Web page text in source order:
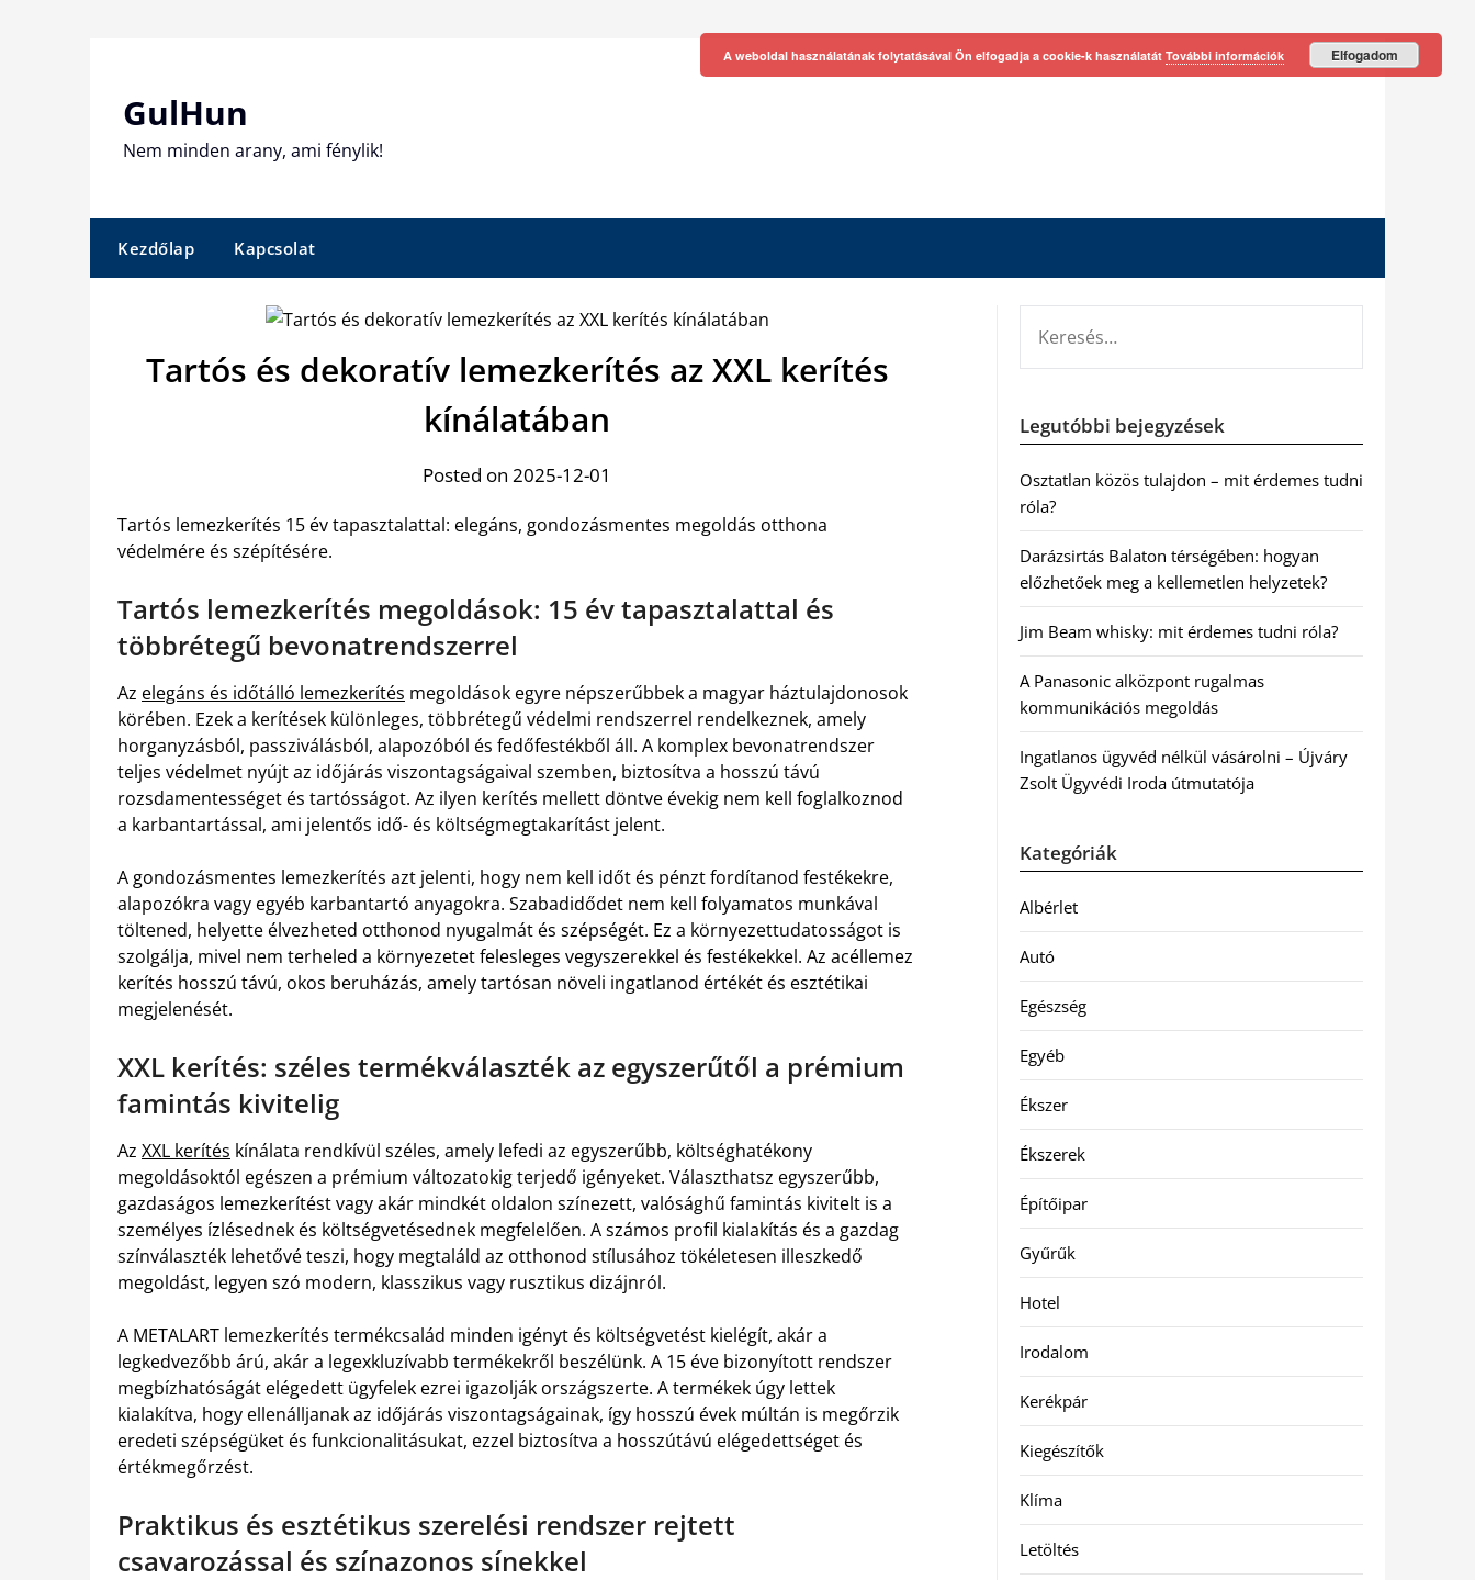
GulHun
Nem minden arany, ami fénylik!
Kezdőlap Kapcsolat
Tartós és dekoratív lemezkerítés az XXL kerítés
kínálatában
Posted on 2025-12-01
Tartós lemezkerítés 15 év tapasztalattal: elegáns, gondozásmentes megoldás otthona
védelmére és szépítésére.
Tartós lemezkerítés megoldások: 15 év tapasztalattal és
többrétegű bevonatrendszerrel
Az elegáns és időtálló lemezkerítés megoldások egyre népszerűbbek a magyar háztulajdonosok
körében. Ezek a kerítések különleges, többrétegű védelmi rendszerrel rendelkeznek, amely
horganyzásból, passziválásból, alapozóból és fedőfestékből áll. A komplex bevonatrendszer
teljes védelmet nyújt az időjárás viszontagságaival szemben, biztosítva a hosszú távú
rozsdamentességet és tartósságot. Az ilyen kerítés mellett döntve évekig nem kell foglalkoznod
a karbantartással, ami jelentős idő- és költségmegtakarítást jelent.
A gondozásmentes lemezkerítés azt jelenti, hogy nem kell időt és pénzt fordítanod festékekre,
alapozókra vagy egyéb karbantartó anyagokra. Szabadidődet nem kell folyamatos munkával
töltened, helyette élvezheted otthonod nyugalmát és szépségét. Ez a környezettudatosságot is
szolgálja, mivel nem terheled a környezetet felesleges vegyszerekkel és festékekkel. Az acéllemez
kerítés hosszú távú, okos beruházás, amely tartósan növeli ingatlanod értékét és esztétikai
megjelenését.
XXL kerítés: széles termékválaszték az egyszerűtől a prémium
famintás kivitelig
Az XXL kerítés kínálata rendkívül széles, amely lefedi az egyszerűbb, költséghatékony
megoldásoktól egészen a prémium változatokig terjedő igényeket. Választhatsz egyszerűbb,
gazdaságos lemezkerítést vagy akár mindkét oldalon színezett, valósághű famintás kivitelt is a
személyes ízlésednek és költségvetésednek megfelelően. A számos profil kialakítás és a gazdag
színválaszték lehetővé teszi, hogy megtaláld az otthonod stílusához tökéletesen illeszkedő
megoldást, legyen szó modern, klasszikus vagy rusztikus dizájnról.
A METALART lemezkerítés termékcsalád minden igényt és költségvetést kielégít, akár a
legkedvezőbb árú, akár a legexkluzívabb termékekről beszélünk. A 15 éve bizonyított rendszer
megbízhatóságát elégedett ügyfelek ezrei igazolják országszerte. A termékek úgy lettek
kialakítva, hogy ellenálljanak az időjárás viszontagságainak, így hosszú évek múltán is megőrzik
eredeti szépségüket és funkcionalitásukat, ezzel biztosítva a hosszútávú elégedettséget és
értékmegőrzést.
Praktikus és esztétikus szerelési rendszer rejtett
csavarozással és színazonos sínekkel
Legutóbbi bejegyzések
Osztatlan közös tulajdon – mit érdemes tudni
róla?
Darázsirtás Balaton térségében: hogyan
előzhetőek meg a kellemetlen helyzetek?
Jim Beam whisky: mit érdemes tudni róla?
A Panasonic alközpont rugalmas
kommunikációs megoldás
Ingatlanos ügyvéd nélkül vásárolni – Újváry
Zsolt Ügyvédi Iroda útmutatója
Kategóriák
Albérlet
Autó
Egészség
Egyéb
Ékszer
Ékszerek
Építőipar
Gyűrűk
Hotel
Irodalom
Kerékpár
Kiegészítők
Klíma
Letöltés
A weboldal használatának folytatásával Ön elfogadja a cookie-k használatát További információk Elfogadom